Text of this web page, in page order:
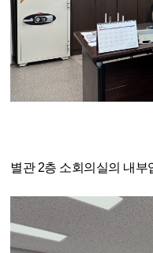
별관 2층 소회의실의 내부